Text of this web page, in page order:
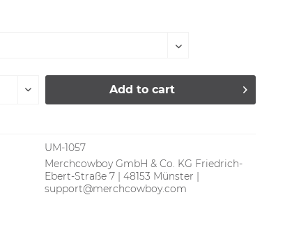
Add to cart
UM-1057
Merchcowboy GmbH & Co. KG Friedrich-
Ebert-Straße 7 | 48153 Münster |
support@merchcowboy.com